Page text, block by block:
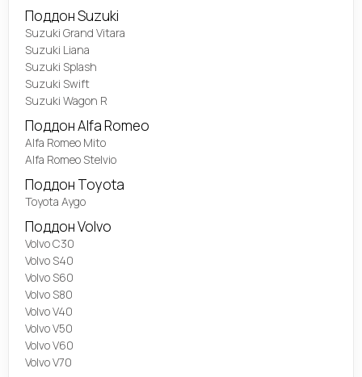
Поддон Suzuki
Suzuki Grand Vitara
Suzuki Liana
Suzuki Splash
Suzuki Swift
Suzuki Wagon R
Поддон Alfa Romeo
Alfa Romeo Mito
Alfa Romeo Stelvio
Поддон Toyota
Toyota Aygo
Поддон Volvo
Volvo C30
Volvo S40
Volvo S60
Volvo S80
Volvo V40
Volvo V50
Volvo V60
Volvo V70